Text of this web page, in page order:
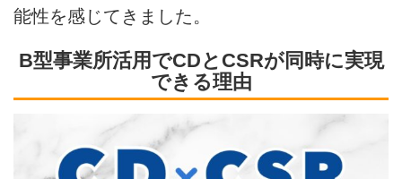
能性を感じてきました。
B型事業所活用でCDとCSRが同時に実現
できる理由